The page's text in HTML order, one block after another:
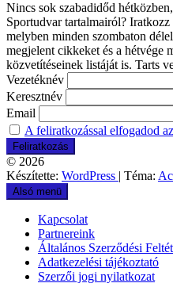
Nincs sok szabadidőd
Sportudvar tartalmairól?
melyben minden szombaton
megjelent cikkeket és a hétvége
közvetítéseinek listáját is. Tarts
Vezetéknév
Keresztnév
Email
A feliratkozással elfogadod
© 2026
Készítette: WordPress | Téma:
Alsó menü
Kapcsolat
Partnereink
Általános Szerződési
Adatkezelési tájékoztató
Szerzői jogi nyilatkozat